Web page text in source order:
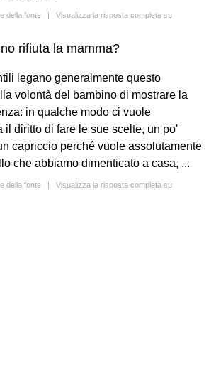
della fonte | Visualizza la risposta completa su
rifiuta la mamma?
legano generalmente questo
volontà del bambino di mostrare la
in qualche modo ci vuole
il diritto di fare le sue scelte, un po'
capriccio perché vuole assolutamente
che abbiamo dimenticato a casa, ...
della fonte | Visualizza la risposta completa su